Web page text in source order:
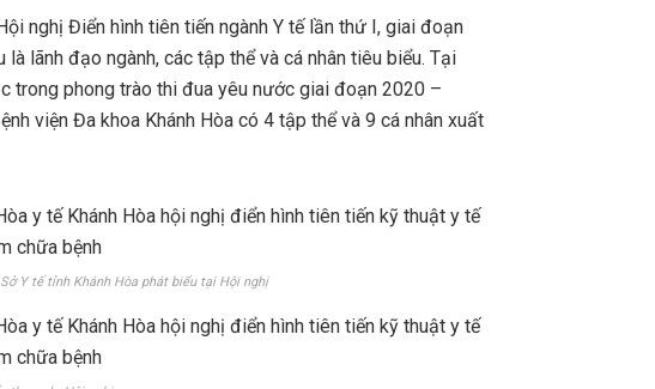
nghị Điển hình tiên tiến ngành Y tế lần thứ I, giai đoạn
lãnh đạo ngành, các tập thể và cá nhân tiêu biểu. Tại
trong phong trào thi đua yêu nước giai đoạn 2020 –
viện Đa khoa Khánh Hòa có 4 tập thể và 9 cá nhân xuất
Y tế tỉnh Khánh Hòa phát biểu tại Hội nghị